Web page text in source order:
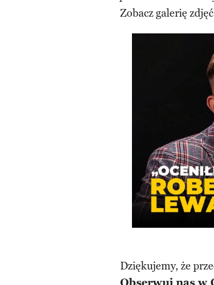
Zobacz galerię
Dziękujemy, że